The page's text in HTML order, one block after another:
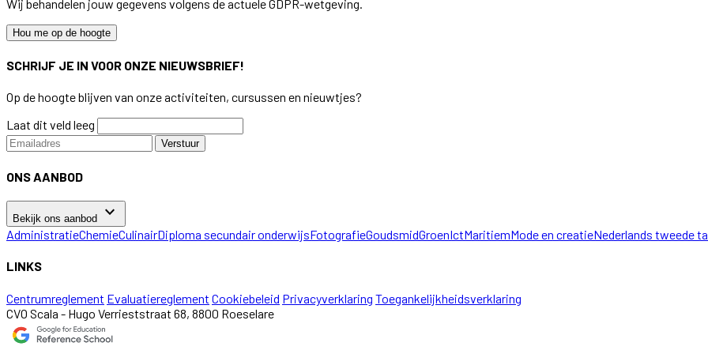
Wij behandelen jouw gegevens volgens de actuele GDPR-wetgeving.
Hou me op de hoogte
SCHRIJF JE IN VOOR ONZE NIEUWSBRIEF!
Op de hoogte blijven van onze activiteiten, cursussen en nieuwtjes?
Laat dit veld leeg
Verstuur
ONS AANBOD
Bekijk ons aanbod keyboard_arrow_down
AdministratieChemieCulinairDiploma secundair onderwijsFotografieGoudsmidGroenIctMaritiemMode en creatieNederlands tweede
LINKS
Centrumreglement Evaluatiereglement Cookiebeleid Privacyverklaring Toegankelijkheidsverklaring
CVO Scala - Hugo Verrieststraat 68, 8800 Roeselare